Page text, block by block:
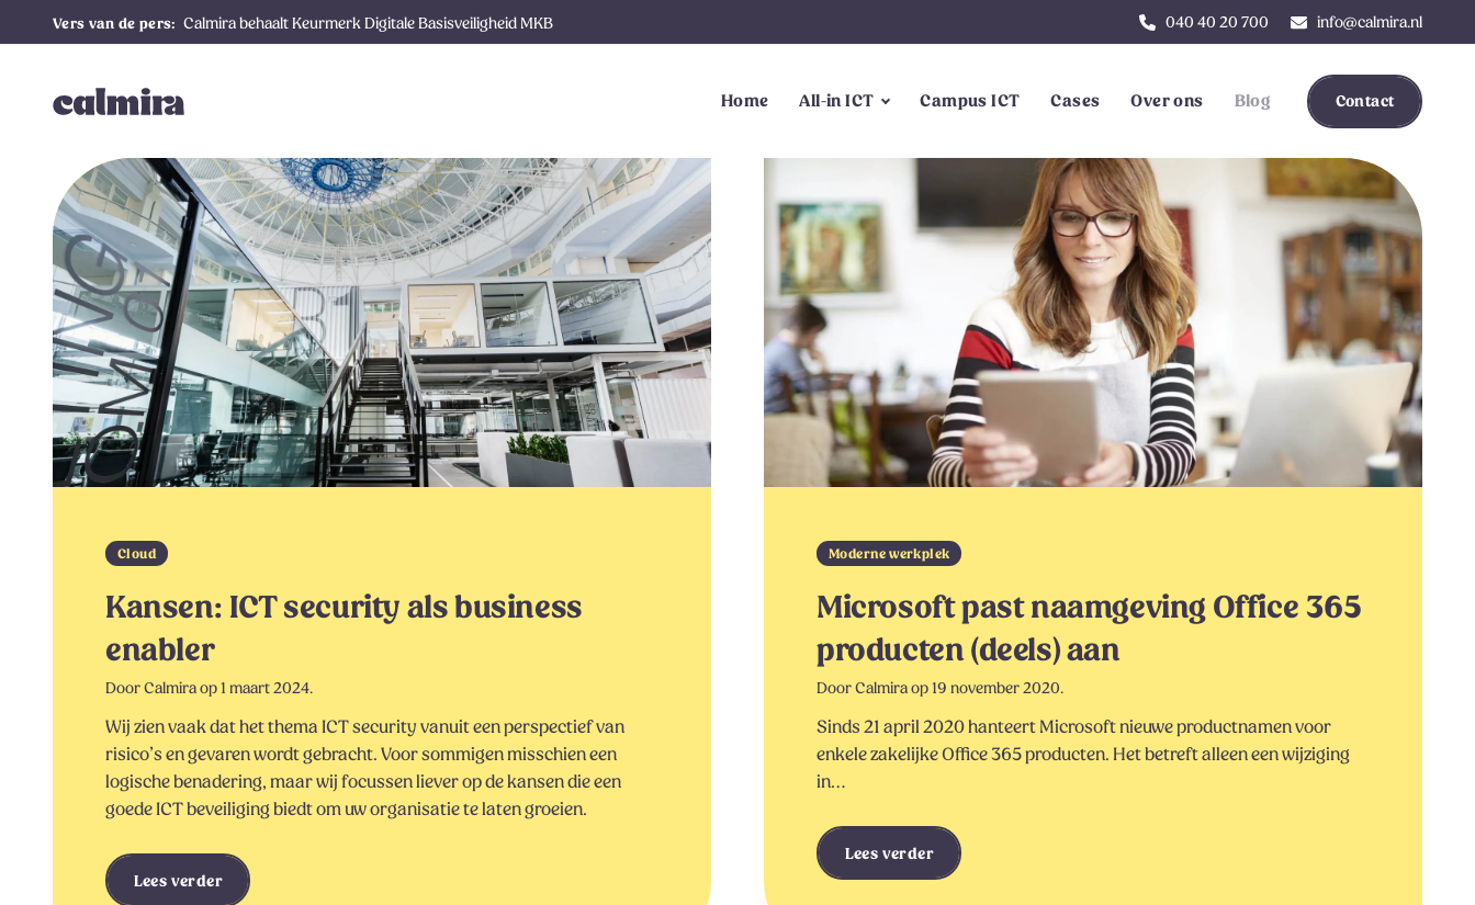
Calmira behaalt Keurmerk Digitale Basisveiligheid MKB 040 40 20 700 info@calmira.nl
Home All-in ICT Campus ICT Cases Over ons Blog Contact
Cloud
Kansen: ICT security als business
enabler
Door Calmira op 1 maart 2024.
Wij zien vaak dat het thema ICT security vanuit een perspectief van
risico’s en gevaren wordt gebracht. Voor sommigen misschien een
logische benadering, maar wij focussen liever op de kansen die een
goede ICT beveiliging biedt om uw organisatie te laten groeien.
Lees verder
Moderne werkplek
Microsoft past naamgeving Office 365
producten (deels) aan
Door Calmira op 19 november 2020.
Sinds 21 april 2020 hanteert Microsoft nieuwe productnamen voor
enkele zakelijke Office 365 producten. Het betreft alleen een wijziging
in…
Lees verder